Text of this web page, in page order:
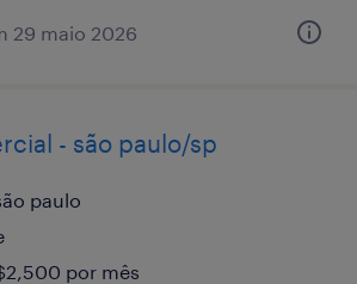
29 maio 2026
- são paulo/sp
paulo
por mês